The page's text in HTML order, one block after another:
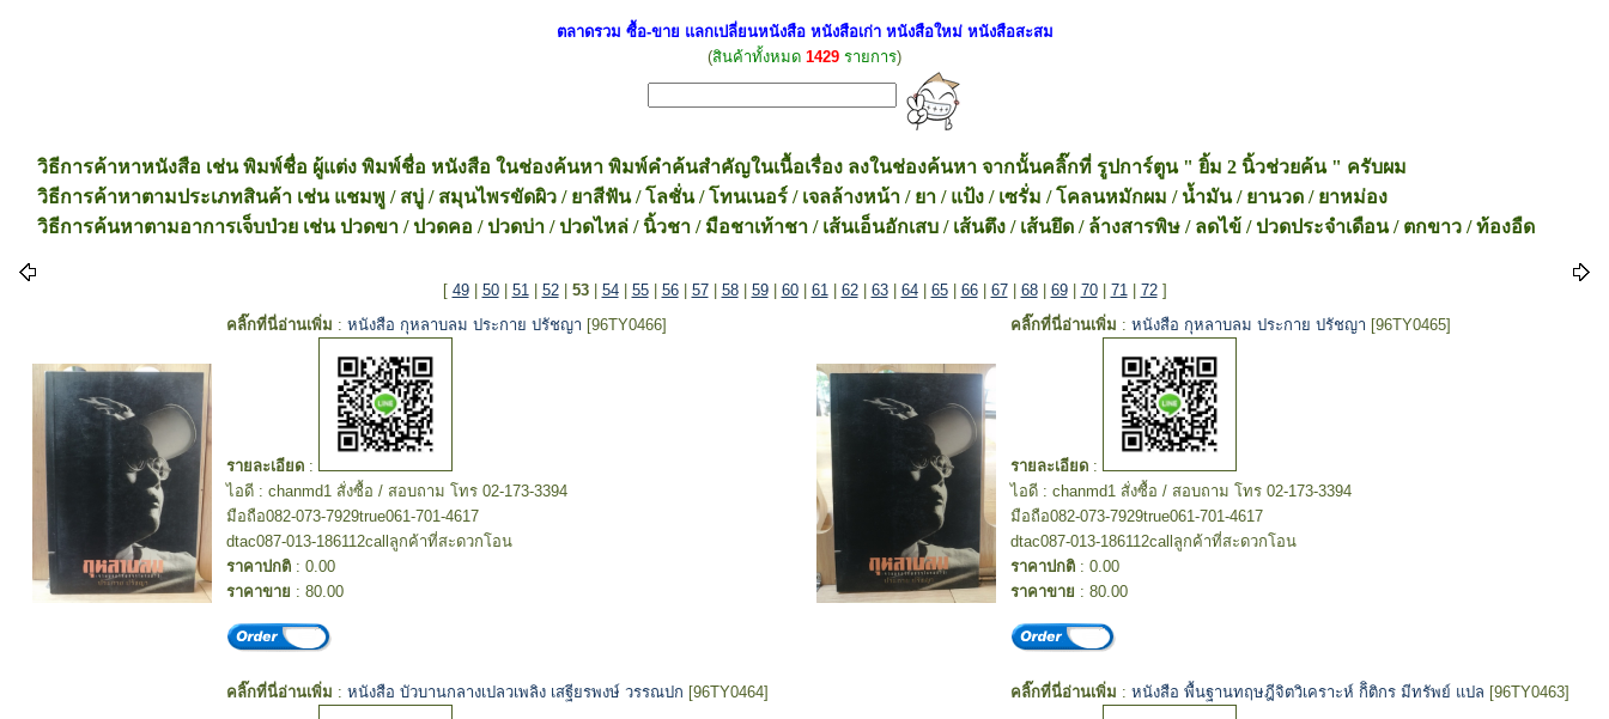
ตลาดรวม ซื้อ-ขาย แลกเปลี่ยนหนังสือ หนังสือเก่า หนังสือใหม่ หนังสือสะสม
(สินค้าทั้งหมด 1429 รายการ)
วิธีการค้าหาหนังสือ เช่น พิมพ์ชื่อ ผู้แต่ง พิมพ์ชื่อ หนังสือ ในช่องค้นหา พิมพ์คำค้นสำคัญในเนื้อเรื่อง ลงในช่องค้นหา จากนั้นคลิ๊กที่ รูปการ์ตูน " ยิ้ม 2 นิ้วช่วยค้น " ครับผม
วิธีการค้าหาตามประเภทสินค้า เช่น แชมพู / สบู่ / สมุนไพรขัดผิว / ยาสีฟัน / โลชั่น / โทนเนอร์ / เจลล้างหน้า / ยา / แป้ง / เซรั่ม / โคลนหมักผม / น้ำมัน / ยานวด / ยาหม่อง
วิธีการค้นหาตามอาการเจ็บป่วย เช่น ปวดขา / ปวดคอ / ปวดบ่า / ปวดไหล่ / นิ้วชา / มือชาเท้าชา / เส้นเอ็นอักเสบ / เส้นตึง / เส้นยึด / ล้างสารพิษ / ลดไข้ / ปวดประจำเดือน / ตกขาว / ท้องอืด
[ 49| 50| 51| 52| 53| 54| 55| 56| 57| 58| 59| 60| 61| 62| 63| 64| 65| 66| 67| 68| 69| 70| 71| 72 ]
คลิ๊กที่นี่อ่านเพิ่ม : หนังสือ กุหลาบลม ประกาย ปรัชญา [96TY0466]
รายละเอียด :
ไอดี : chanmd1 สั่งซื้อ / สอบถาม โทร 02-173-3394
มือถือ082-073-7929true061-701-4617
dtac087-013-186112callลูกค้าที่สะดวกโอน
ราคาปกติ : 0.00
ราคาขาย : 80.00
คลิ๊กที่นี่อ่านเพิ่ม : หนังสือ กุหลาบลม ประกาย ปรัชญา [96TY0465]
รายละเอียด :
ไอดี : chanmd1 สั่งซื้อ / สอบถาม โทร 02-173-3394
มือถือ082-073-7929true061-701-4617
dtac087-013-186112callลูกค้าที่สะดวกโอน
ราคาปกติ : 0.00
ราคาขาย : 80.00
คลิ๊กที่นี่อ่านเพิ่ม : หนังสือ บัวบานกลางเปลวเพลิง เสฐียรพงษ์ วรรณปก [96TY0464] คลิ๊กที่นี่อ่านเพิ่ม : หนังสือ พื้นฐานทฤษฎีจิตวิเคราะห์ กิิติกร มีทรัพย์ แปล [96TY0463]